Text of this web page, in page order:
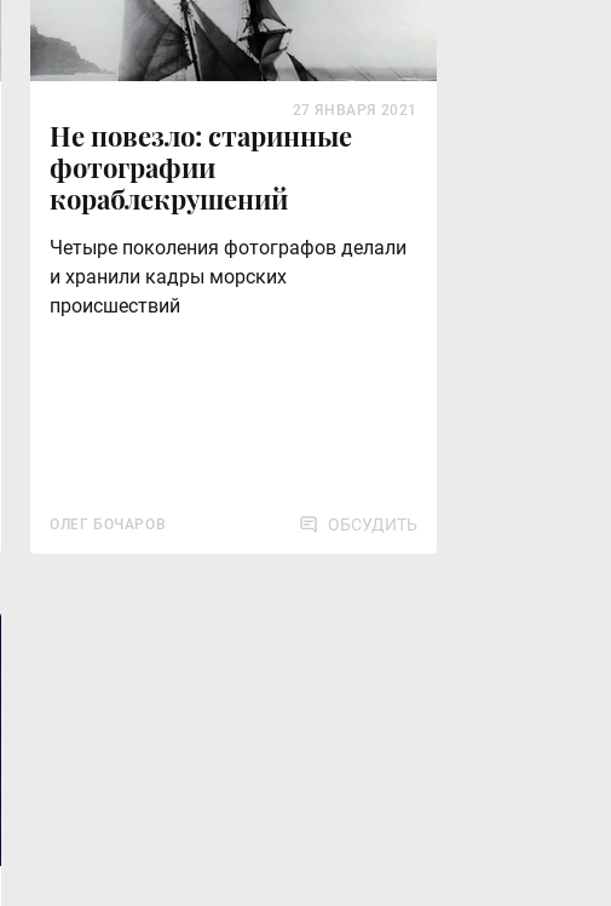
Не повезло: старинные
фотографии
кораблекрушений
Четыре поколения фотографов делали
и хранили кадры морских
происшествий
ОЛЕГ БОЧАРОВ
27 ЯНВАРЯ 2021
ОБСУДИТЬ